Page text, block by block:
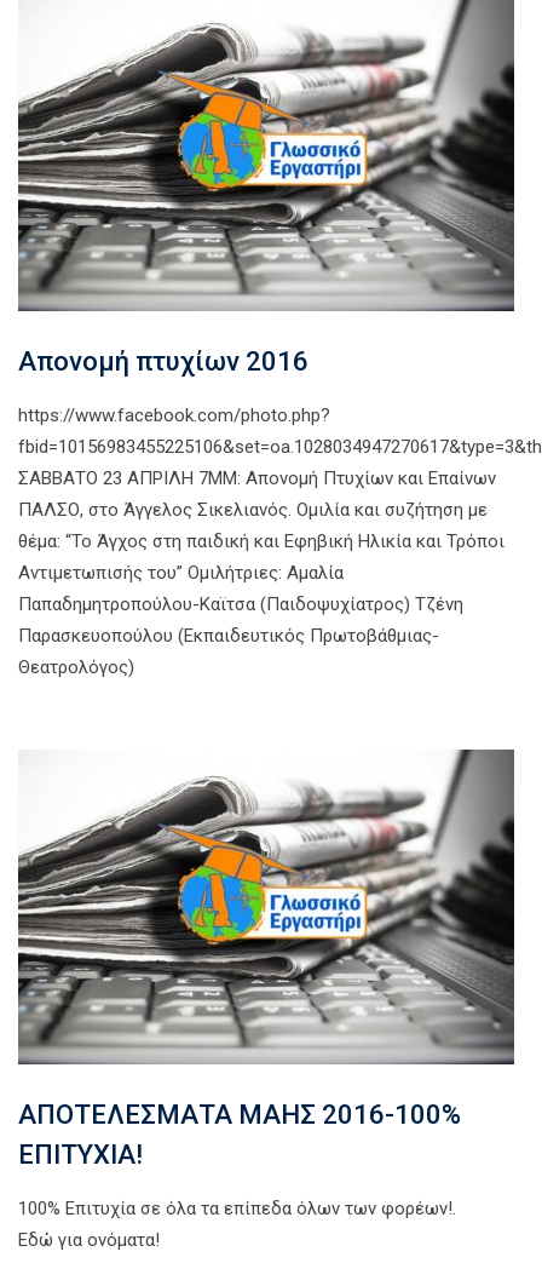
Απονομή πτυχίων 2016
https://www.facebook.com/photo.php?
ΣΑΒΒΑΤΟ 23 ΑΠΡΙΛΗ 7ΜΜ: Απονομή Πτυχίων και Επαίνων
ΠΑΛΣΟ, στο Άγγελος Σικελιανός. Ομιλία και συζήτηση με
θέμα: “Το Άγχος στη παιδική και Εφηβική Ηλικία και Τρόποι
Αντιμετωπισής του” Ομιλήτριες: Αμαλία
Παπαδημητροπούλου-Καϊτσα (Παιδοψυχίατρος) Τζένη
Παρασκευοπούλου (Εκπαιδευτικός Πρωτοβάθμιας-
Θεατρολόγος)
ΑΠΟΤΕΛΕΣΜΑΤΑ ΜΑΗΣ 2016-100%
ΕΠΙΤΥΧΙΑ!
100% Επιτυχία σε όλα τα επίπεδα όλων των φορέων!.
Εδώ για ονόματα!